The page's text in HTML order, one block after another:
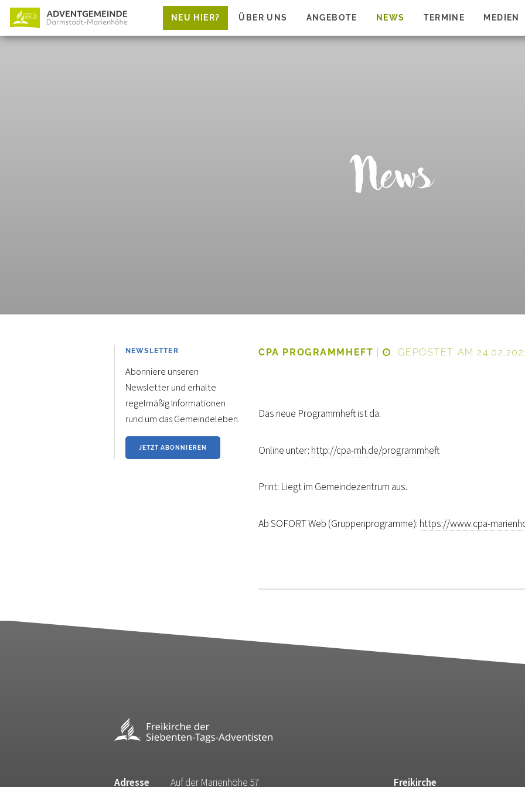
NEU HIER? ÜBER UNS ANGEBOTE NEWS TERMINE MEDIEN
News
NEWSLETTER
Abonniere unseren
Newsletter und erhalte
regelmäßig Informationen
rund um das Gemeindeleben.
JETZT ABONNIEREN
CPA PROGRAMMHEFT | GEPOSTET AM
Das neue Programmheft ist da.
Online unter: http://cpa-mh.de/programmheft
Print: Liegt im Gemeindezentrum aus.
Ab SOFORT Web (Gruppenprogramme): https://www.cpa-
Adresse Auf der Marienhöhe 57 Freikirche